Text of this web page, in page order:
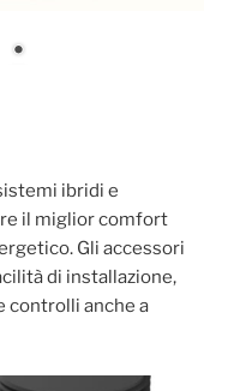
ibridi e
il miglior comfort
Gli accessori
di installazione,
controlli anche a